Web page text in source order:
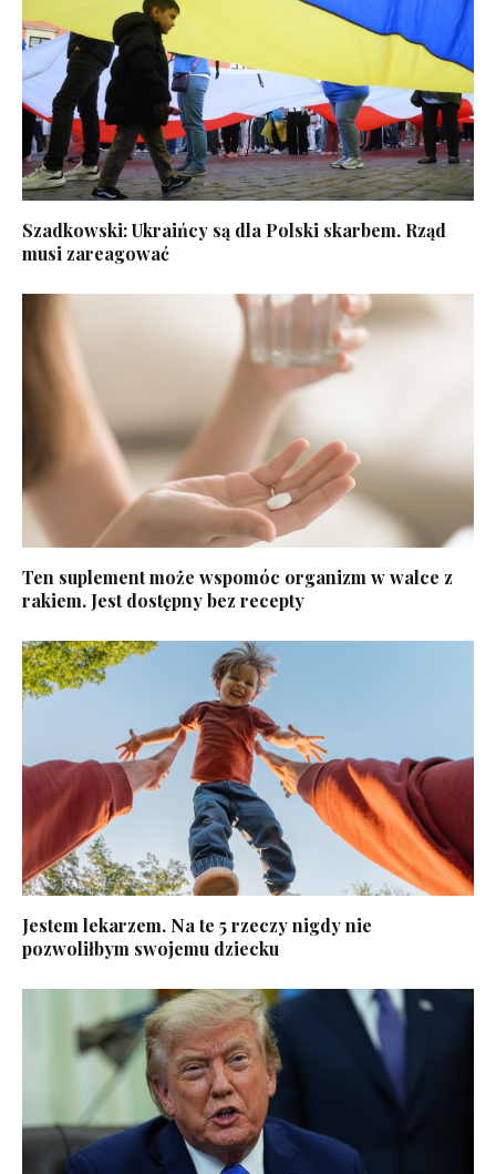
Szadkowski: Ukraińcy są dla Polski skarbem. Rząd
musi zareagować
Ten suplement może wspomóc organizm w walce z
rakiem. Jest dostępny bez recepty
Jestem lekarzem. Na te 5 rzeczy nigdy nie
pozwoliłbym swojemu dziecku